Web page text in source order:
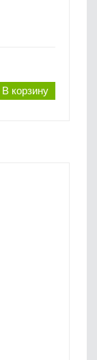
В корзину